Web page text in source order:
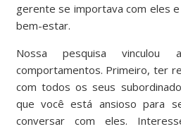
gerente se importava com eles
bem-estar.
Nossa pesquisa
comportamentos. Primeiro, ter
com todos os seus
que você está ansioso para
conversar com eles.